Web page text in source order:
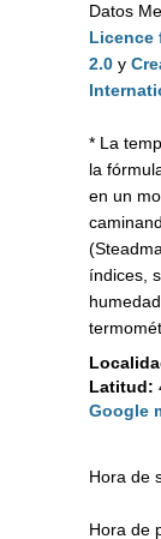
Datos
Licence
2.0 y
* La
la
en un
índices,
Latitud:
Google
Hora de
Hora de